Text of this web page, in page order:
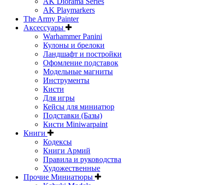
AK Playmarkers
The Army Painter
Аксессуары
Warhammer Panini
Кулоны и брелоки
Ландшафт и постройки
Офомление подставок
Модельные магниты
Инструменты
Кисти
Для игры
Кейсы для миниатюр
Подставки (Базы)
Кисти Miniwarpaint
Книги
Кодексы
Книги Армий
Правила и руководства
Художественные
Прочие Миниатюры